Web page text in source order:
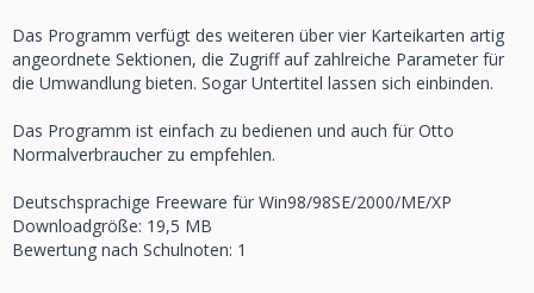
Das Programm verfügt des weiteren über vier Karteikarten artig
angeordnete Sektionen, die Zugriff auf zahlreiche Parameter für
die Umwandlung bieten. Sogar Untertitel lassen sich einbinden.
Das Programm ist einfach zu bedienen und auch für Otto
Normalverbraucher zu empfehlen.
Deutschsprachige Freeware für Win98/98SE/2000/ME/XP
Downloadgröße: 19,5 MB
Bewertung nach Schulnoten: 1